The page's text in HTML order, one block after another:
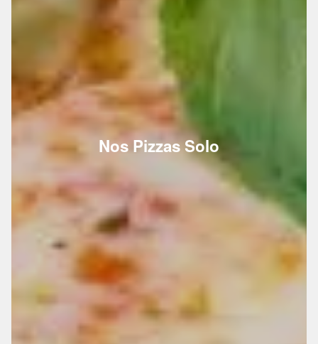
Nos Pizzas Solo